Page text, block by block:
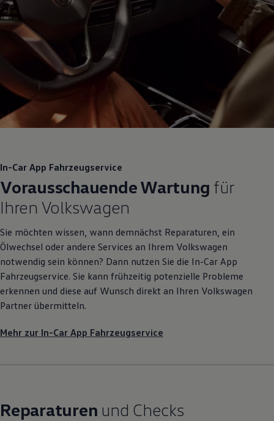
In-Car App Fahrzeugservice
Vorausschauende Wartung für
Ihren Volkswagen
Sie möchten wissen, wann demnächst Reparaturen, ein
Ölwechsel oder andere Services an Ihrem Volkswagen
notwendig sein können? Dann nutzen Sie die In-Car App
Fahrzeugservice. Sie kann frühzeitig potenzielle Probleme
erkennen und diese auf Wunsch direkt an Ihren Volkswagen
Partner übermitteln.
Mehr zur In-Car App Fahrzeugservice
Reparaturen und Checks